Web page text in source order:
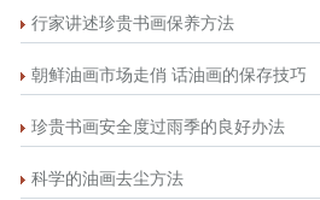
行家讲述珍贵书画保养方法
朝鲜油画市场走俏 话油画的保存技巧
珍贵书画安全度过雨季的良好办法
科学的油画去尘方法